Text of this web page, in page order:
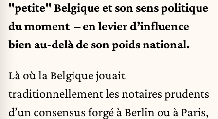
"petite" Belgique et son sens politique
du moment – en levier d’influence
bien au-delà de son poids national.
Là où la Belgique jouait
traditionnellement les notaires prudents
d’un consensus forgé à Berlin ou à Paris,